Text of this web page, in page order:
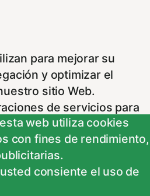
web utiliza cookies
con fines de rendimiento,
consiente el uso de
para mejorar su
y optimizar el
sitio Web.
de servicios para
cada vez
más puedes
de cookies.